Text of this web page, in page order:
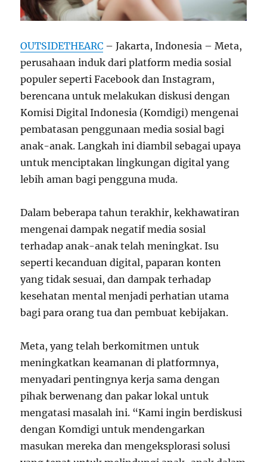
OUTSIDETHEARC – Jakarta, Indonesia – Meta,
perusahaan induk dari platform media sosial
populer seperti Facebook dan Instagram,
berencana untuk melakukan diskusi dengan
Komisi Digital Indonesia (Komdigi) mengenai
pembatasan penggunaan media sosial bagi
anak-anak. Langkah ini diambil sebagai upaya
untuk menciptakan lingkungan digital yang
lebih aman bagi pengguna muda.
Dalam beberapa tahun terakhir, kekhawatiran
mengenai dampak negatif media sosial
terhadap anak-anak telah meningkat. Isu
seperti kecanduan digital, paparan konten
yang tidak sesuai, dan dampak terhadap
kesehatan mental menjadi perhatian utama
bagi para orang tua dan pembuat kebijakan.
Meta, yang telah berkomitmen untuk
meningkatkan keamanan di platformnya,
menyadari pentingnya kerja sama dengan
pihak berwenang dan pakar lokal untuk
mengatasi masalah ini. “Kami ingin berdiskusi
dengan Komdigi untuk mendengarkan
masukan mereka dan mengeksplorasi solusi